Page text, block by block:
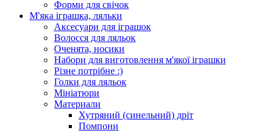
Форми для свічок
М'яка іграшка, ляльки
Аксесуари для іграшок
Волосся для ляльок
Оченята, носики
Набори для виготовлення м'якої іграшки
Різне потрібне :)
Голки для ляльок
Мініатюри
Материали
Хутряний (синельний) дріт
Помпони